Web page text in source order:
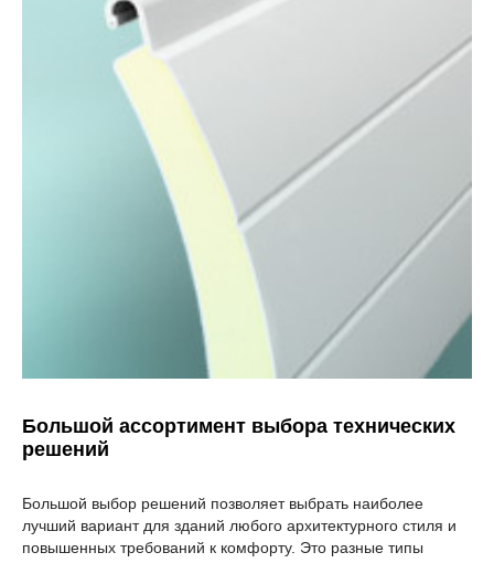
Большой ассортимент выбора технических
решений
Большой выбор решений позволяет выбрать наиболее
лучший вариант для зданий любого архитектурного стиля и
повышенных требований к комфорту. Это разные типы